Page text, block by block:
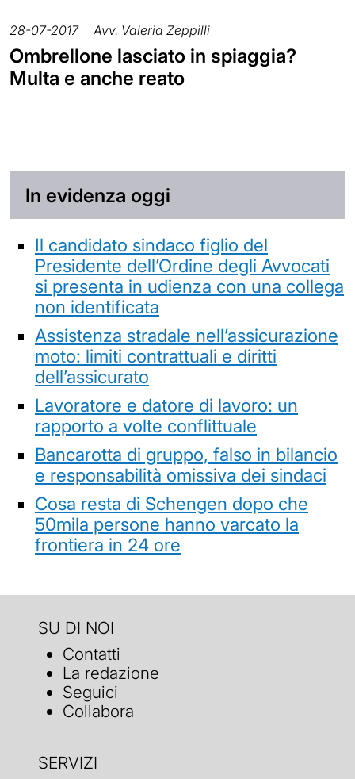
28-07-2017 Avv. Valeria Zeppilli
Ombrellone lasciato in spiaggia?
Multa e anche reato
In evidenza oggi
Il candidato sindaco figlio del
Presidente dell’Ordine degli Avvocati
si presenta in udienza con una collega
non identificata
Assistenza stradale nell’assicurazione
moto: limiti contrattuali e diritti
dell’assicurato
Lavoratore e datore di lavoro: un
rapporto a volte conflittuale
Bancarotta di gruppo, falso in bilancio
e responsabilità omissiva dei sindaci
Cosa resta di Schengen dopo che
50mila persone hanno varcato la
frontiera in 24 ore
SU DI NOI
Contatti
La redazione
Seguici
Collabora
SERVIZI